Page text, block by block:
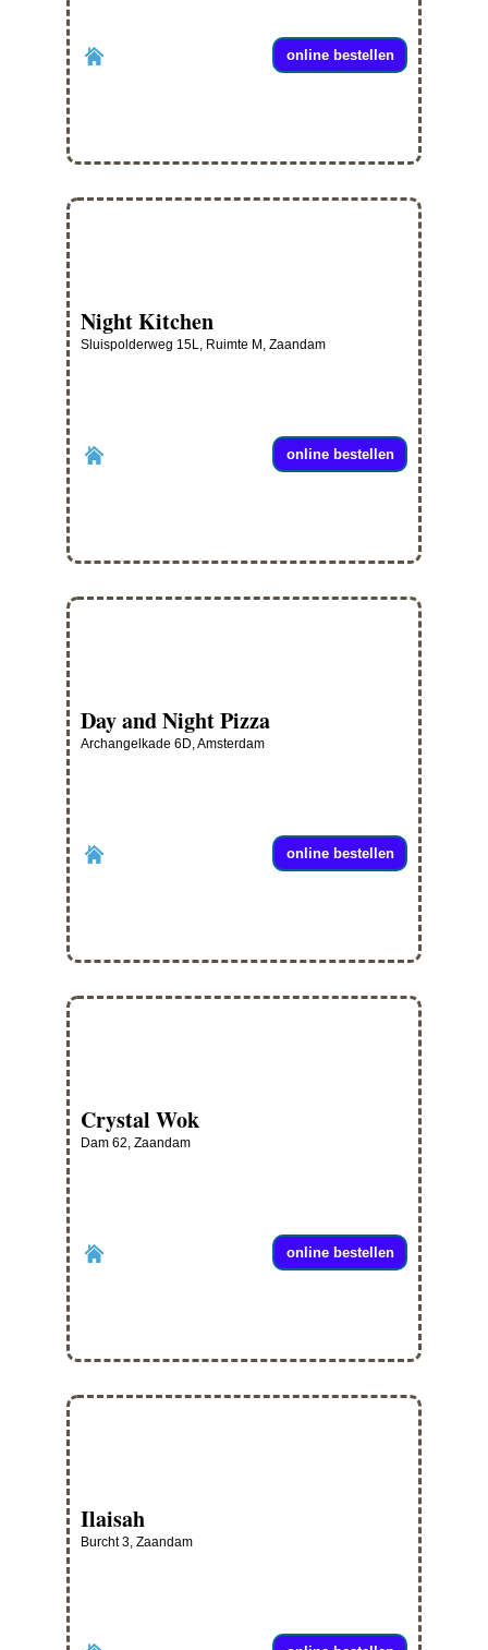
online bestellen
Night Kitchen
Sluispolderweg 15L, Ruimte M, Zaandam
online bestellen
Day and Night Pizza
Archangelkade 6D, Amsterdam
online bestellen
Crystal Wok
Dam 62, Zaandam
online bestellen
Ilaisah
Burcht 3, Zaandam